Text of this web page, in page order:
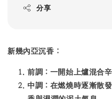
分享
新幾內亞沉香：
前調 ：一開始上爐混合
中調 ：在燃燒時逐漸散